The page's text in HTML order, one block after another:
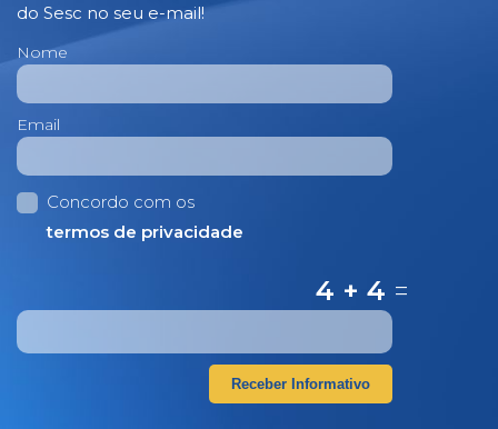
do Sesc no seu e-mail!
Nome
Email
Concordo com os
termos de privacidade
4 + 4 =
Receber Informativo